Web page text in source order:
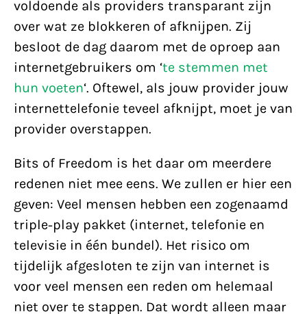
voldoende als providers transparant zijn
over wat ze blokkeren of afknijpen. Zij
besloot de dag daarom met de oproep aan
internetgebruikers om ‘te stemmen met
hun voeten‘. Oftewel, als jouw provider jouw
internettelefonie teveel afknijpt, moet je van
provider overstappen.
Bits of Freedom is het daar om meerdere
redenen niet mee eens. We zullen er hier een
geven: Veel mensen hebben een zogenaamd
triple-play pakket (internet, telefonie en
televisie in één bundel). Het risico om
tijdelijk afgesloten te zijn van internet is
voor veel mensen een reden om helemaal
niet over te stappen. Dat wordt alleen maar